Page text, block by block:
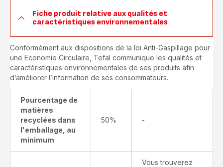
Fiche produit relative aux qualités et
caractéristiques environnementales
Conformément aux dispositions de la loi Anti-Gaspillage pour
une Economie Circulaire, Tefal communique les qualités et
caractéristiques environnementales de ses produits afin
d’améliorer l’information de ses consommateurs.
Pourcentage de
matières
recyclées dans
l'emballage, au
minimum
50% -
Vous trouverez